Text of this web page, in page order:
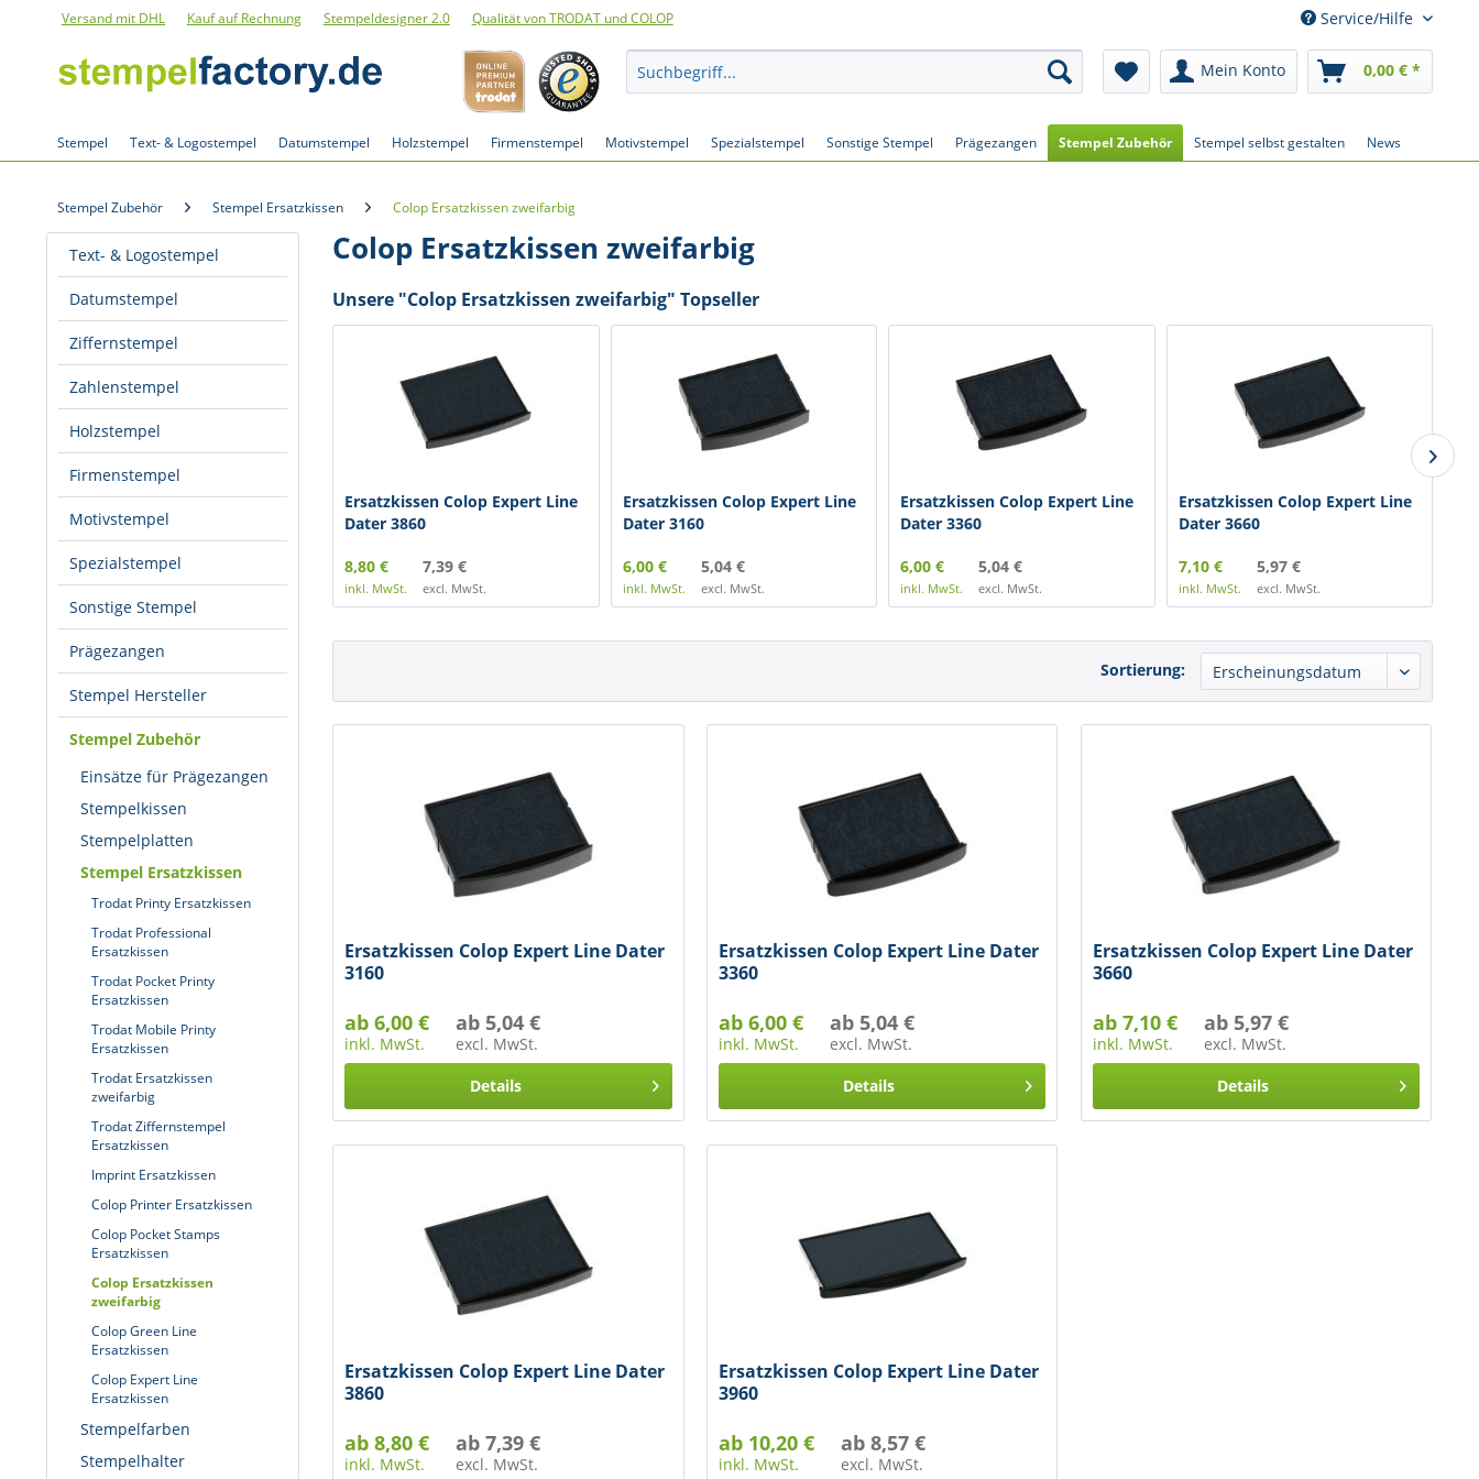
Versand mit DHL Kauf auf Rechnung Stempeldesigner 2.0 Qualität von TRODAT und COLOP Service/Hilfe
Mein Konto 0,00 € *
Stempel Text- & Logostempel Datumstempel Holzstempel Firmenstempel Motivstempel Spezialstempel Sonstige Stempel Prägezangen Stempel Zubehör Stempel selbst gestalten News
Stempel Zubehör Stempel Ersatzkissen Colop Ersatzkissen zweifarbig
Text- & Logostempel
Datumstempel
Ziffernstempel
Zahlenstempel
Holzstempel
Firmenstempel
Motivstempel
Spezialstempel
Sonstige Stempel
Prägezangen
Stempel Hersteller
Stempel Zubehör
Einsätze für Prägezangen
Stempelkissen
Stempelplatten
Stempel Ersatzkissen
Trodat Printy Ersatzkissen
Trodat Professional
Ersatzkissen
Trodat Pocket Printy
Ersatzkissen
Trodat Mobile Printy
Ersatzkissen
Trodat Ersatzkissen
zweifarbig
Trodat Ziffernstempel
Ersatzkissen
Imprint Ersatzkissen
Colop Printer Ersatzkissen
Colop Pocket Stamps
Ersatzkissen
Colop Ersatzkissen
zweifarbig
Colop Green Line
Ersatzkissen
Colop Expert Line
Ersatzkissen
Stempelfarben
Stempelhalter
Colop Ersatzkissen zweifarbig
Unsere "Colop Ersatzkissen zweifarbig" Topseller
Ersatzkissen Colop Expert Line
Dater 3860
8,80 €
inkl. MwSt.
7,39 €
excl. MwSt.
Ersatzkissen Colop Expert Line
Dater 3160
6,00 €
inkl. MwSt.
5,04 €
excl. MwSt.
Ersatzkissen Colop Expert Line
Dater 3360
6,00 €
inkl. MwSt.
5,04 €
excl. MwSt.
Ersatzkissen Colop Expert Line
Dater 3660
7,10 €
inkl. MwSt.
5,97 €
excl. MwSt.
Sortierung:
Ersatzkissen Colop Expert Line Dater
3160
ab 6,00 €
inkl. MwSt.
ab 5,04 €
excl. MwSt.
Details
Ersatzkissen Colop Expert Line Dater
3360
ab 6,00 €
inkl. MwSt.
ab 5,04 €
excl. MwSt.
Details
Ersatzkissen Colop Expert Line Dater
3660
ab 7,10 €
inkl. MwSt.
ab 5,97 €
excl. MwSt.
Details
Ersatzkissen Colop Expert Line Dater
3860
ab 8,80 €
inkl. MwSt.
ab 7,39 €
excl. MwSt.
Ersatzkissen Colop Expert Line Dater
3960
ab 10,20 €
inkl. MwSt.
ab 8,57 €
excl. MwSt.